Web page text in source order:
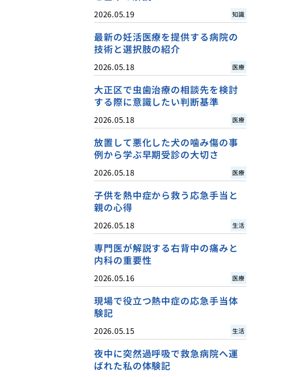
2026.05.19 知識
最新の妊活医療を提供する病院の
技術と選択肢の紹介
2026.05.18 医療
大正区で虫歯治療の相談先を検討
する際に意識したい判断基準
2026.05.18 医療
放置して悪化した犬の噛み傷の事
例から学ぶ早期受診の大切さ
2026.05.18 医療
子供を熱中症から救う応急手当と
親の心得
2026.05.18 生活
専門医が解説する右背中の痛みと
内科の重要性
2026.05.16 医療
現場で役立つ熱中症の応急手当体
験記
2026.05.15 生活
夜中に突然過呼吸で救急病院へ運
ばれた私の体験記